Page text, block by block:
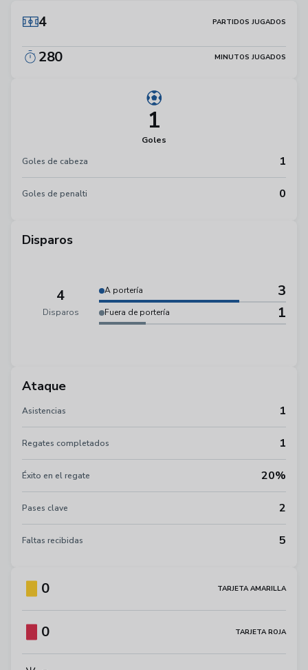
4
PARTIDOS JUGADOS
280 MINUTOS JUGADOS
1
Goles
Goles de cabeza
1
Goles de penalti 0
Disparos
4
Disparos
A portería 3
Fuera de portería 1
Ataque
Asistencias 1
Regates completados 1
Éxito en el regate 20%
Pases clave 2
Faltas recibidas 5
0 TARJETA AMARILLA
0 TARJETA ROJA